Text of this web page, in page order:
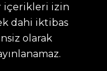
içerikleri izin
dahi iktibas
olarak